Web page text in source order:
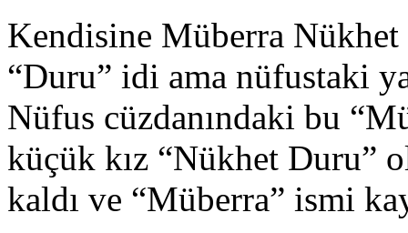
Kendisine Müberra
“Duru” idi ama nüfustaki
Nüfus cüzdanındaki bu
küçük kız “Nükhet Duru”
kaldı ve “Müberra” ismi